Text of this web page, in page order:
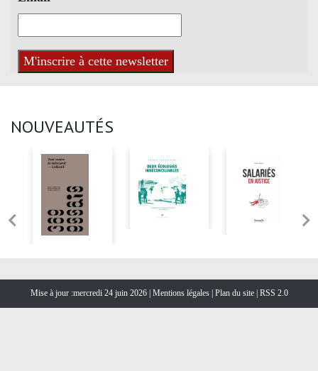
NOUVEAUTÉS
Mise à jour :mercredi 24 juin 2026 | Mentions légales Plan du site RSS 2.0